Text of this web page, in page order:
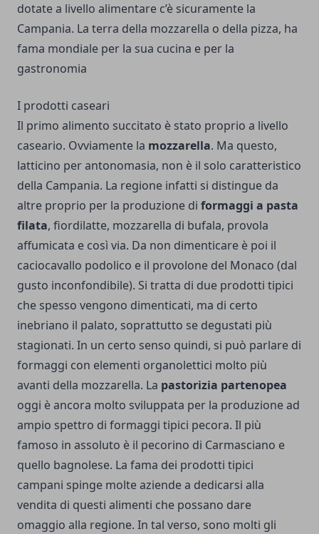
dotate a livello alimentare c’è sicuramente la
Campania. La terra della mozzarella o della pizza, ha
fama mondiale per la sua cucina e per la
gastronomia
I prodotti caseari
Il primo alimento succitato è stato proprio a livello
caseario. Ovviamente la mozzarella. Ma questo,
latticino per antonomasia, non è il solo caratteristico
della Campania. La regione infatti si distingue da
altre proprio per la produzione di formaggi a pasta
filata, fiordilatte, mozzarella di bufala, provola
affumicata e così via. Da non dimenticare è poi il
caciocavallo podolico e il provolone del Monaco (dal
gusto inconfondibile). Si tratta di due prodotti tipici
che spesso vengono dimenticati, ma di certo
inebriano il palato, soprattutto se degustati più
stagionati. In un certo senso quindi, si può parlare di
formaggi con elementi organolettici molto più
avanti della mozzarella. La pastorizia partenopea
oggi è ancora molto sviluppata per la produzione ad
ampio spettro di formaggi tipici pecora. Il più
famoso in assoluto è il pecorino di Carmasciano e
quello bagnolese. La fama dei prodotti tipici
campani spinge molte aziende a dedicarsi alla
vendita di questi alimenti che possano dare
omaggio alla regione. In tal verso, sono molti gli